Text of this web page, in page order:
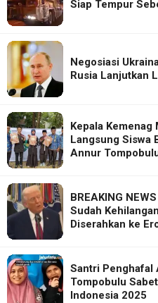
Siap Tempur
Negosiasi
Rusia Lanjutkan
Kepala Kemenag
Langsung Siswa
Annur
BREAKING
Sudah
Diserahkan ke
Santri Penghafal
Tompobulu
Indonesia 2025